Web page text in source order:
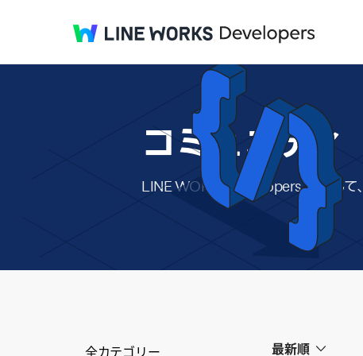
コミュニティ
LINE WORKS Developers に関し
全カテゴリー 最新順